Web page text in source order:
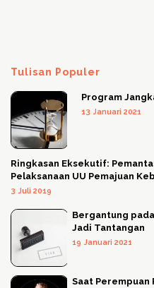
Tulisan Populer
Program
13 Januari 2021
Ringkasan Eksekutif:
Pelaksanaan UU Pemajuan
3 Juli 2019
Bergantung
Jadi Tantangan
19 Januari 2021
Saat Perempuan